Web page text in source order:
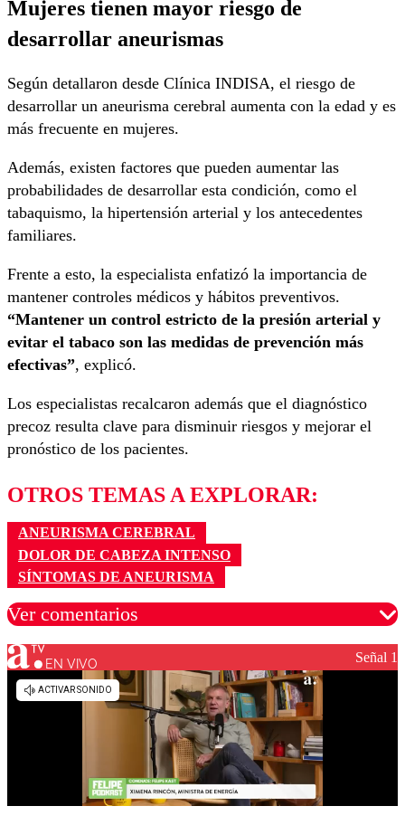
Mujeres tienen mayor riesgo de
desarrollar aneurismas
Según detallaron desde Clínica INDISA, el riesgo de
desarrollar un aneurisma cerebral aumenta con la edad y es
más frecuente en mujeres.
Además, existen factores que pueden aumentar las
probabilidades de desarrollar esta condición, como el
tabaquismo, la hipertensión arterial y los antecedentes
familiares.
Frente a esto, la especialista enfatizó la importancia de
mantener controles médicos y hábitos preventivos.
“Mantener un control estricto de la presión arterial y
evitar el tabaco son las medidas de prevención más
efectivas”, explicó.
Los especialistas recalcaron además que el diagnóstico
precoz resulta clave para disminuir riesgos y mejorar el
pronóstico de los pacientes.
OTROS TEMAS A EXPLORAR:
ANEURISMA CEREBRAL
DOLOR DE CABEZA INTENSO
SÍNTOMAS DE ANEURISMA
Ver comentarios
Los comentarios son moderados para garantizar un
diálogo respetuoso.
EN VIVO Señal 1